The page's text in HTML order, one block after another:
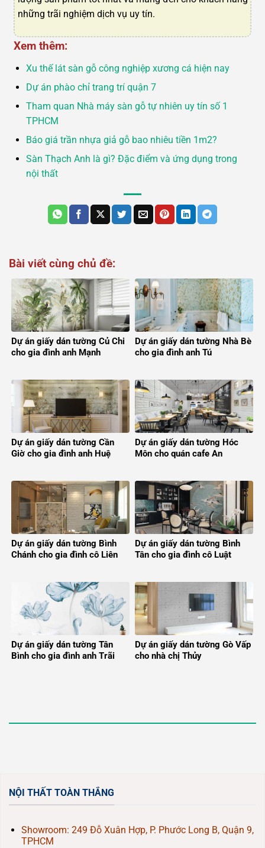
những trãi nghiệm dịch vụ uy tín.
Xem thêm:
Xu thế lát sàn gỗ công nghiệp xương cá hiện nay
Dự án phào chỉ trang trí quận 7
Tham quan Nhà máy sàn gỗ tự nhiên uy tín số 1
TPHCM
Báo giá trần nhựa giả gỗ bao nhiêu tiền 1m2?
Sàn Thạch Anh là gì? Đặc điểm và ứng dụng trong
nội thất
Bài viết cùng chủ đề:
Dự án giấy dán tường Củ Chi
cho gia đình anh Mạnh
Dự án giấy dán tường Nhà Bè
cho gia đình anh Tú
Dự án giấy dán tường Cần
Giờ cho gia đình anh Huệ
Dự án giấy dán tường Hóc
Môn cho quán cafe An
Dự án giấy dán tường Bình
Chánh cho gia đình cô Liên
Dự án giấy dán tường Bình
Tân cho gia đình cô Luật
Dự án giấy dán tường Tân
Bình cho gia đình anh Trãi
Dự án giấy dán tường Gò Vấp
cho nhà chị Thủy
NỘI THẤT TOÀN THẮNG
Showroom: 249 Đỗ Xuân Hợp, P. Phước Long B, Quận 9,
TPHCM